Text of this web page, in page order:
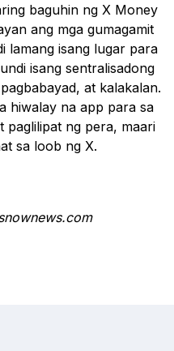
baguhin ng X Money
ang mga gumagamit
lamang isang lugar para
isang sentralisadong
at kalakalan.
hiwalay na app para sa
paglilipat ng pera, maari
sa loob ng X.